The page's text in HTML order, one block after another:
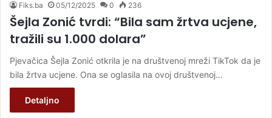
Fiks.ba 05/12/2025 0 236
Šejla Zonić tvrdi: “Bila sam žrtva ucjene,
tražili su 1.000 dolara”
Pjevačica Šejla Zonić otkrila je na društvenoj mreži TikTok da je
bila žrtva ucjene. Ona se oglasila na ovoj društvenoj…
Detaljno